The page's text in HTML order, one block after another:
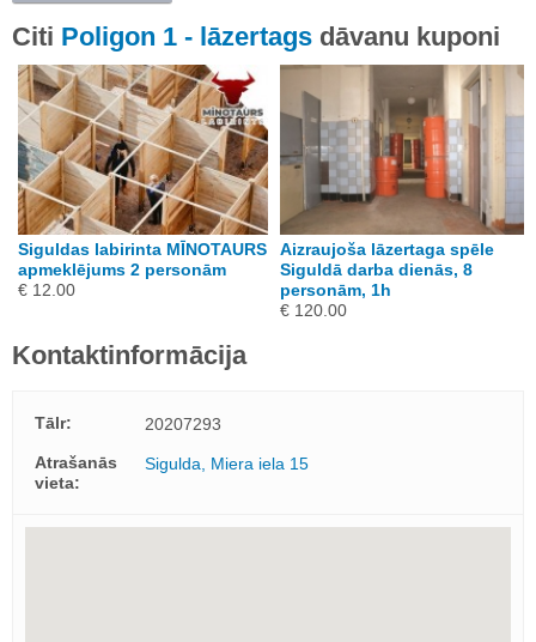
Citi Poligon 1 - lāzertags dāvanu kuponi
Siguldas labirinta MĪNOTAURS
apmeklējums 2 personām
€ 12.00
Aizraujoša lāzertaga spēle
Siguldā darba dienās, 8
personām, 1h
€ 120.00
Kontaktinformācija
Tālr:
20207293
Atrašanās
vieta:
Sigulda, Miera iela 15